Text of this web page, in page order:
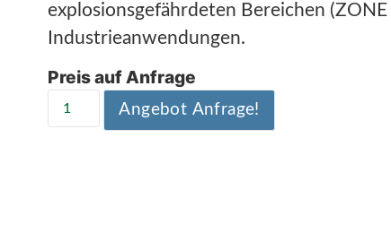
explosionsgefährdeten Bereichen
Industrieanwendungen.
Preis auf Anfrage
Angebot Anfrage!